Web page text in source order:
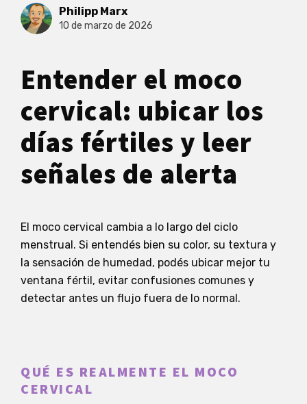
Philipp Marx
10 de marzo de 2026
Entender el moco
cervical: ubicar los
días fértiles y leer
señales de alerta
El moco cervical cambia a lo largo del ciclo
menstrual. Si entendés bien su color, su textura y
la sensación de humedad, podés ubicar mejor tu
ventana fértil, evitar confusiones comunes y
detectar antes un flujo fuera de lo normal.
QUÉ ES REALMENTE EL MOCO
CERVICAL